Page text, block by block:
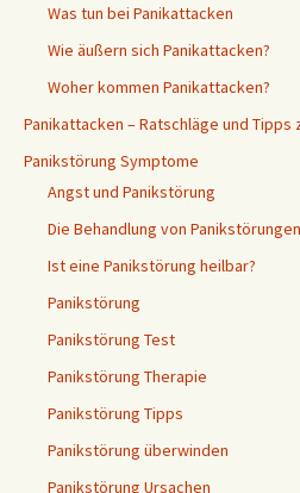
Was tun bei Panikattacken
Wie äußern sich Panikattacken?
Woher kommen Panikattacken?
Panikattacken – Ratschläge und Tipps
Panikstörung Symptome
Angst und Panikstörung
Die Behandlung von Panikstörungen
Ist eine Panikstörung heilbar?
Panikstörung
Panikstörung Test
Panikstörung Therapie
Panikstörung Tipps
Panikstörung überwinden
Panikstörung Ursachen